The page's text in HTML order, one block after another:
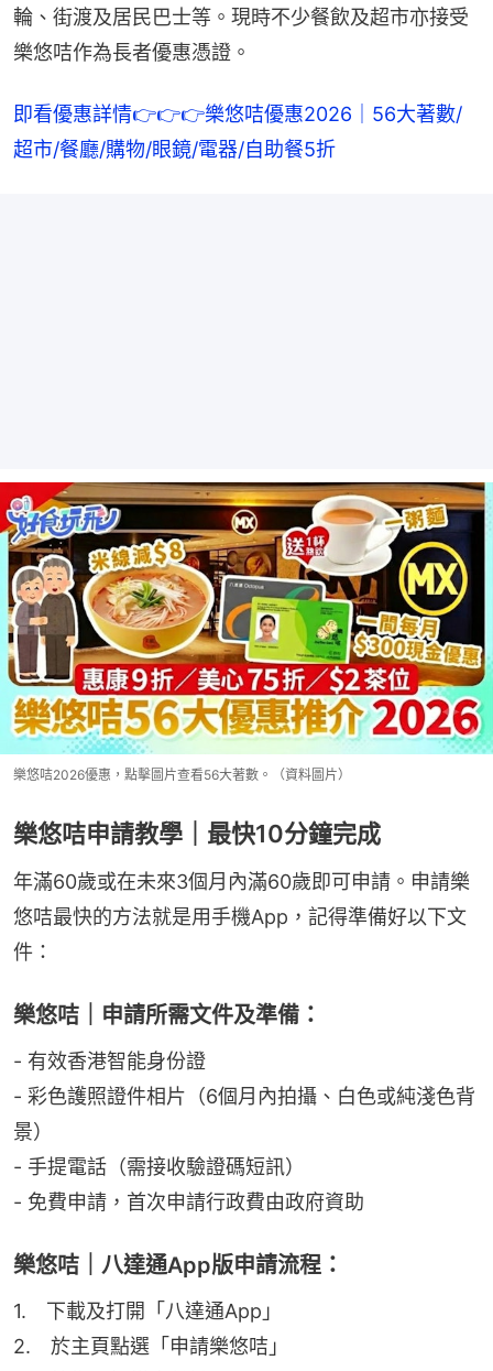
輪、街渡及居民巴士等。現時不少餐飲及超市亦接受
樂悠咭作為長者優惠憑證。
即看優惠詳情👉👉👉樂悠咭優惠2026｜56大著數/
超市/餐廳/購物/眼鏡/電器/自助餐5折
樂悠咭2026優惠，點擊圖片查看56大著數。（資料圖片）
樂悠咭申請教學｜最快10分鐘完成
年滿60歲或在未來3個月內滿60歲即可申請。申請樂
悠咭最快的方法就是用手機App，記得準備好以下文
件：
樂悠咭｜申請所需文件及準備：
- 有效香港智能身份證
- 彩色護照證件相片（6個月內拍攝、白色或純淺色背
景）
- 手提電話（需接收驗證碼短訊）
- 免費申請，首次申請行政費由政府資助
樂悠咭｜八達通App版申請流程：
1.　下載及打開「八達通App」
2.　於主頁點選「申請樂悠咭」